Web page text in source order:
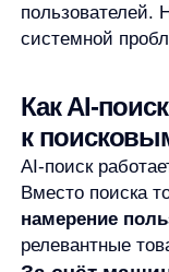
поиск стремится
возможный
нулевых выдач
защиты от
Большая часть
на этапе ввода
не знать точное